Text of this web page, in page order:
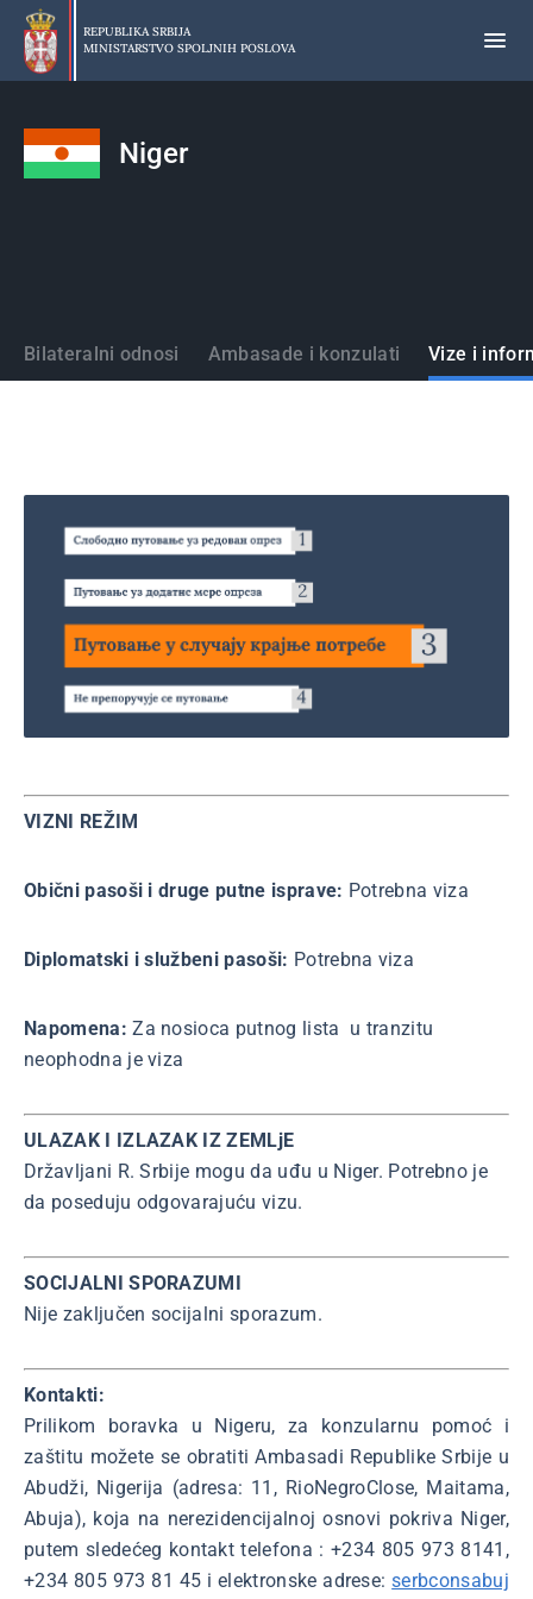
Preskoči
glavni
deo
REPUBLIKA SRBIJA
MINISTARSTVO SPOLJNIH POSLOVA
Niger
Države
Bilateralni odnosi Ambasade i konzulati Vize i
VIZNI REŽIM
Obični pasoši i druge putne isprave: Potrebna viza
Diplomatski i službeni pasoši: Potrebna viza
Napomena:Za nosioca putnog lista u tranzitu
neophodna je viza
ULAZAK I IZLAZAK IZ ZEMLjE
Državljani R. Srbije mogu da uđu u Niger. Potrebno je
da poseduju odgovarajuću vizu.
SOCIJALNI SPORAZUMI
Nije zaključen socijalni sporazum.
Kontakti:
Prilikom boravka u Nigeru, za konzularnu pomoć i
zaštitu možete se obratiti Ambasadi Republike Srbije u
Abudži, Nigerija (adresa: 11, RioNegroClose, Maitama,
Abuja), koja na nerezidencijalnoj osnovi pokriva Niger,
putem sledećeg kontakt telefona : +234 805 973 8141,
+234 805 973 81 45 i elektronske adrese:serbconsabuj